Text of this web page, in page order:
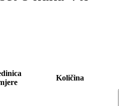
Količina